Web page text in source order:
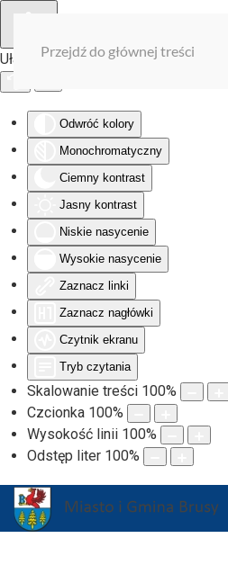
Ułatwienia dostępu
Odwróć kolory
Monochromatyczny
Ciemny kontrast
Jasny kontrast
Niskie nasycenie
Wysokie nasycenie
Zaznacz linki
Zaznacz nagłówki
Czytnik ekranu
Tryb czytania
Skalowanie treści 100%
Czcionka 100%
Wysokość linii 100%
Odstęp liter 100%
Przejdź do głównej treści